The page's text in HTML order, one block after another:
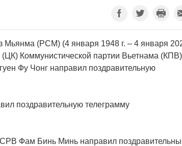
Мьянма (РСМ) (4 января 1948 г. – 4 января
(ЦК) Коммунистической партии Вьетнама
Фу Чонг направил поздравительную
поздравительную телеграмму
Фам Бинь Минь направил